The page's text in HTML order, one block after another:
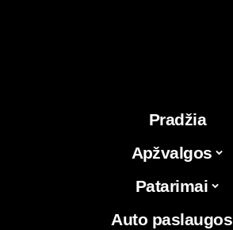
Pradžia
Apžvalgos
Patarimai
Auto paslaugos